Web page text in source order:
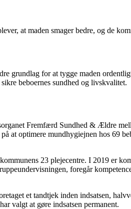
at maden smager bedre, og de
grundlag for at tygge maden
beboernes sundhed og livskvalitet.
Fremfærd Sundhed & Ældre
at optimere mundhygiejnen hos 69
23 plejecentre. I 2019 er
foregår
et tandtjek inden indsatsen,
valgt at gøre indsatsen permanent.